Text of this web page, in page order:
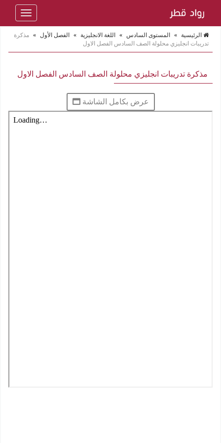
Toggle
الرئيسية » المستوى السادس » اللغة الانجليزية » الفصل الأول » مذكرة
تدريبات انجليزي محلولة الصف السادس الفصل الاول
مذكرة تدريبات انجليزي محلولة الصف السادس الفصل الاول
عرض بكامل الشاشة